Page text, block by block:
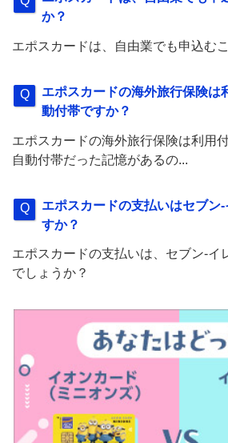
か？
エポスカードは、自由業でも申込む
エポスカードの海外旅行保険は
動付帯ですか？
エポスカードの海外旅行保険は利用
自動付帯だった記憶があるの...
エポスカードの支払いはセブン
すか？
エポスカードの支払いは、セブン-イ
でしょうか？